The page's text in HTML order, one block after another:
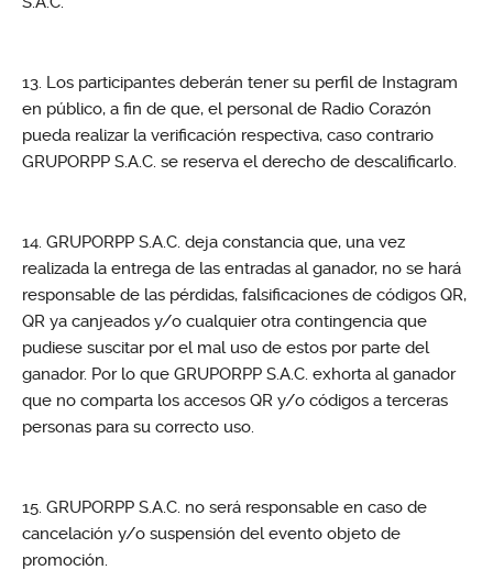
Los participantes deberán tener su perfil de Instagram
en público, a fin de que, el personal de Radio Corazón
pueda realizar la verificación respectiva, caso contrario
GRUPORPP S.A.C. se reserva el derecho de descalificarlo.
GRUPORPP S.A.C. deja constancia que, una vez
realizada la entrega de las entradas al ganador, no se hará
responsable de las pérdidas, falsificaciones de códigos QR,
QR ya canjeados y/o cualquier otra contingencia que
pudiese suscitar por el mal uso de estos por parte del
ganador. Por lo que GRUPORPP S.A.C. exhorta al ganador
que no comparta los accesos QR y/o códigos a terceras
personas para su correcto uso.
GRUPORPP S.A.C. no será responsable en caso de
cancelación y/o suspensión del evento objeto de
promoción.